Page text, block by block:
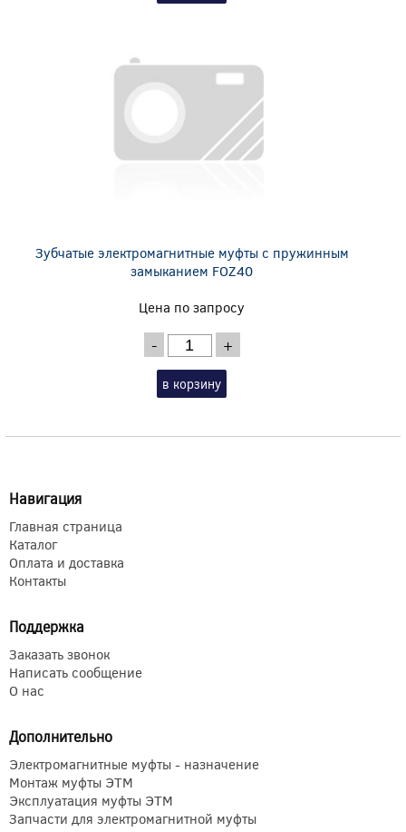
Зубчатые электромагнитные муфты с пружинным
замыканием FOZ40
Цена по запросу
- +
в корзину
Навигация
Главная страница
Каталог
Оплата и доставка
Контакты
Поддержка
Заказать звонок
Написать сообщение
О нас
Дополнительно
Электромагнитные муфты - назначение
Монтаж муфты ЭТМ
Эксплуатация муфты ЭТМ
Запчасти для электромагнитной муфты